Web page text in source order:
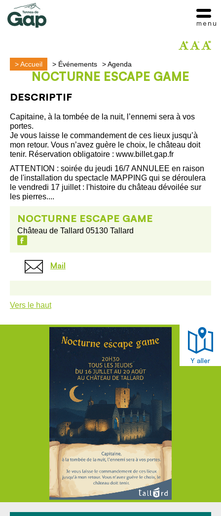
>Accueil > Événements >Agenda
NOCTURNE ESCAPE GAME
DESCRIPTIF
Capitaine, à la tombée de la nuit, l’ennemi sera à vos
portes.
Je vous laisse le commandement de ces lieux jusqu’à
mon retour. Vous n’avez guère le choix, le château doit
tenir. Réservation obligatoire : www.billet.gap.fr
ATTENTION : soirée du jeudi 16/7 ANNULEE en raison
de l'installation du spectacle MAPPING qui se déroulera
le vendredi 17 juillet : l'histoire du château dévoilée sur
les pierres....
NOCTURNE ESCAPE GAME
Château de Tallard 05130 Tallard
Mail
Vers le haut
Y aller
menu